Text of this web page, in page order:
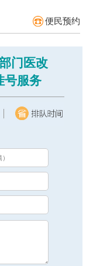
便民预约
门医改
号服务